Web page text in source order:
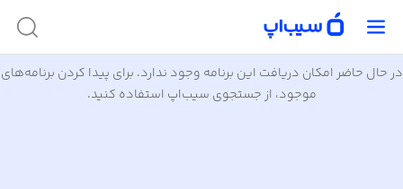
در حال حاضر امکان دریافت این برنامه وجود ندارد. برای پیدا کردن برنامه‌های
موجود، از جستجوی سیب‌اپ استفاده کنید.